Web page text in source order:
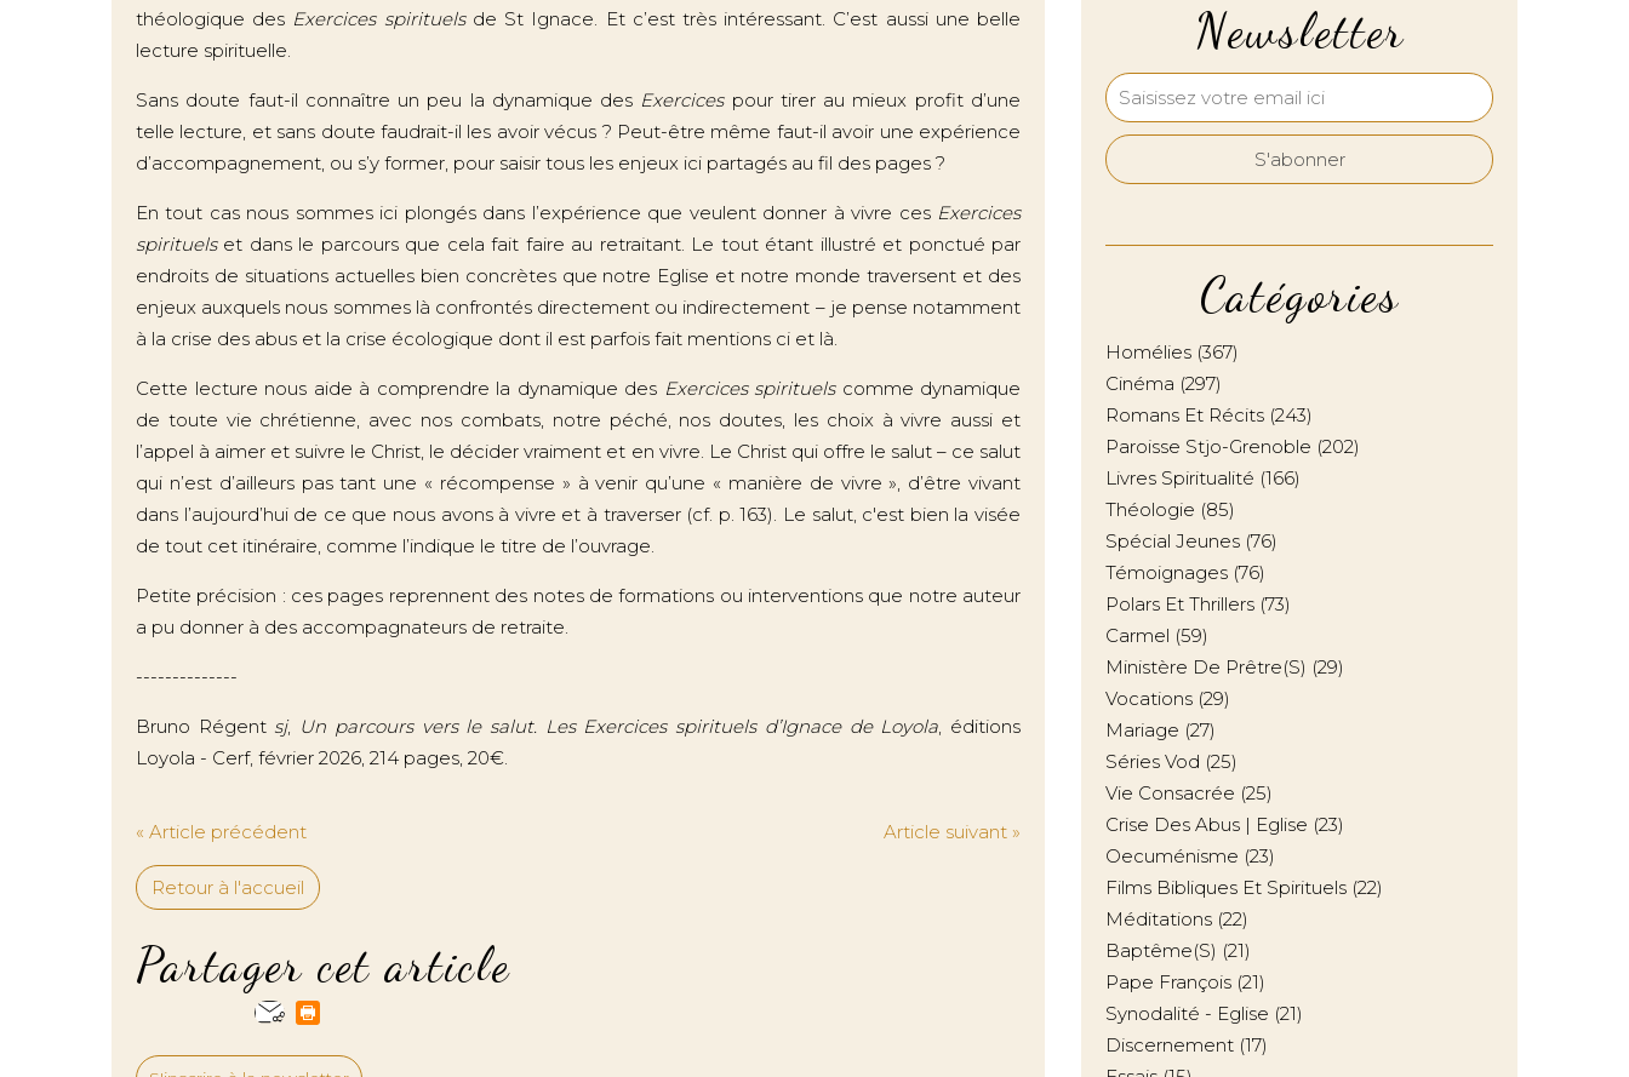
théologique des Exercices spirituelsde St Ignace. Et c’est très intéressant. C’est aussi une belle
lecture spirituelle.
Sans doute faut-il connaître un peu la dynamique des Exercicespour tirer au mieux profit d’une
telle lecture, et sans doute faudrait-il les avoir vécus ? Peut-être même faut-il avoir une expérience
d’accompagnement, ou s’y former, pour saisir tous les enjeux ici partagés au fil des pages ?
En tout cas nous sommes ici plongés dans l’expérience que veulent donner à vivre ces Exercices
spirituelset dans le parcours que cela fait faire au retraitant. Le tout étant illustré et ponctué par
endroits de situations actuelles bien concrètes que notre Eglise et notre monde traversent et des
enjeux auxquels nous sommes là confrontés directement ou indirectement – je pense notamment
à la crise des abus et la crise écologique dont il est parfois fait mentions ci et là.
Cette lecture nous aide à comprendre la dynamique des Exercices spirituelscomme dynamique
de toute vie chrétienne, avec nos combats, notre péché, nos doutes, les choix à vivre aussi et
l’appel à aimer et suivre le Christ, le décider vraiment et en vivre. Le Christ qui offre le salut – ce salut
qui n’est d’ailleurs pas tant une « récompense » à venir qu’une « manière de vivre », d’être vivant
dans l’aujourd’hui de ce que nous avons à vivre et à traverser (cf. p. 163). Le salut, c'est bien la visée
de tout cet itinéraire, comme l’indique le titre de l’ouvrage.
Petite précision : ces pages reprennent des notes de formations ou interventions que notre auteur
a pu donner à des accompagnateurs de retraite.
--------------
Bruno Régent sj, Un parcours vers le salut. Les Exercices spirituels d’Ignace de Loyola, éditions
Loyola - Cerf, février 2026, 214 pages, 20€.
« Article précédent Article suivant »
Retour à l'accueil
Partager cet article
Newsletter
Catégories
Homélies (367)
Cinéma (297)
Romans Et Récits (243)
Paroisse Stjo-Grenoble (202)
Livres Spiritualité (166)
Théologie (85)
Spécial Jeunes (76)
Témoignages (76)
Polars Et Thrillers (73)
Carmel (59)
Ministère De Prêtre(s) (29)
Vocations (29)
Mariage (27)
Séries Vod (25)
Vie Consacrée (25)
Crise Des Abus | Eglise (23)
Oecuménisme (23)
Films Bibliques Et Spirituels (22)
Méditations (22)
Baptême(s) (21)
Pape François (21)
Synodalité - Eglise (21)
Discernement (17)